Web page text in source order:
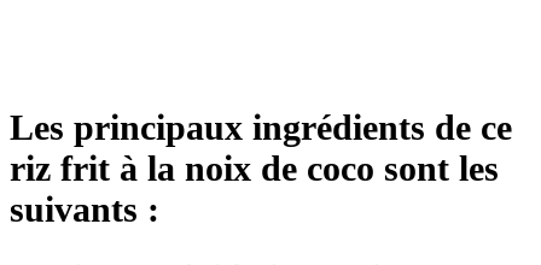
Les principaux ingrédients de ce
riz frit à la noix de coco sont les
suivants :